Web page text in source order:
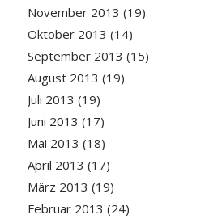
November 2013 (19)
Oktober 2013 (14)
September 2013 (15)
August 2013 (19)
Juli 2013 (19)
Juni 2013 (17)
Mai 2013 (18)
April 2013 (17)
März 2013 (19)
Februar 2013 (24)